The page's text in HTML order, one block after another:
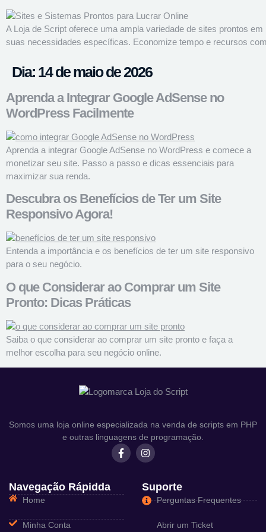
A Loja de Script oferece uma ampla variedade de sites prontos
suas necessidades específicas. Economize tempo e recursos
Dia: 14 de maio de 2026
Aprenda a Integrar Google AdSense no
WordPress Facilmente
Aprenda a integrar Google AdSense no WordPress e comece a
monetizar seu site. Passo a passo e dicas essenciais para
maximizar sua renda.
Descubra os Benefícios de Ter um Site
Responsivo Agora!
Entenda a importância e os benefícios de ter um site responsivo
para o seu negócio.
O que Considerar ao Comprar um Site
Pronto: Dicas Práticas
Saiba o que considerar ao comprar um site pronto e faça a
melhor escolha para seu negócio online.
Somos uma loja online especializada na venda de scripts em PHP
e outras linguagens de programação.
Navegação Rápidda
Home
Minha Conta
Suporte
Perguntas Frequentes
Abrir um Ticket